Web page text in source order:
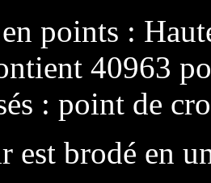
points :
40963
: point de
est brodé en